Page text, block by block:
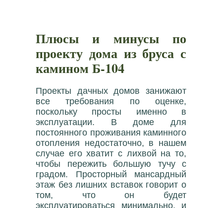
Плюсы и минусы по
проекту дома из бруса с
камином Б-104
Проекты дачных домов занижают
все требования по оценке,
поскольку просты именно в
эксплуатации. В доме для
постоянного проживания каминного
отопления недостаточно, в нашем
случае его хватит с лихвой на то,
чтобы пережить большую тучу с
градом. Просторный мансардный
этаж без лишних вставок говорит о
том, что он будет
эксплуатироваться минимально, и